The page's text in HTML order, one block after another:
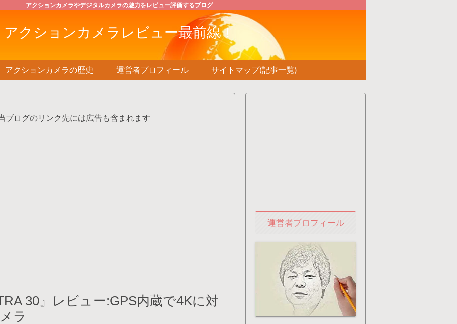
アクションカメラやデジタルカメラの魅力をレビュー評価するブログ
アクションカメラレビュー最前線！
アクションカメラの歴史 運営者プロフィール サイトマップ(記事一覧)
ブログのリンク先には広告も含まれます
30』レビュー:GPS内蔵で4Kに対
ラ
運営者プロフィール